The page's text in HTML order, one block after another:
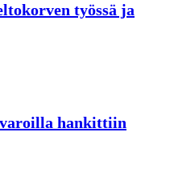
työssä ja
hankittiin